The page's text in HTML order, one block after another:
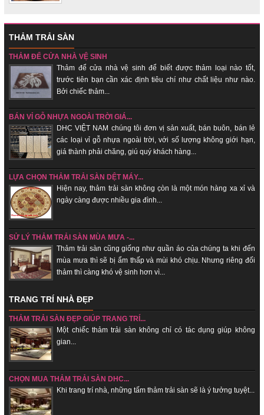
THẢM TRẢI SÀN
THẢM ĐỂ CỬA NHÀ VỆ SINH
Thảm để cửa nhà vệ sinh để biết được thảm loại nào tốt,
trước tiên bạn cần xác định tiêu chí như chất liệu như nào.
Bởi chiếc thảm...
BÁN VỈ GỖ NHỰA NGOÀI TRỜI GIÁ...
DHC VIỆT NAM chúng tôi đơn vị sản xuất, bán buôn, bán lẻ
các loại vỉ gỗ nhựa ngoài trời, với số lượng không giới hạn,
giá thành phải chăng, giú quý khách hàng...
LỰA CHỌN THẢM TRẢI SÀN DỆT MÁY...
Hiện nay, thảm trải sàn không c̣òn là một món hàng xa xỉ và
ngày càng được nhiều gia đình...
SỬ LÝ THẢM TRẢI SÀN MÙA MƯA -...
Thảm trải sàn cũng giống như quần áo của chúng ta khi đến
mùa mưa thì sẽ bị ẩm thấp và mùi khó chịu. Nhưng riêng đối
thảm thì càng khó vệ sinh hơn vì...
TRANG TRÍ NHÀ ĐẸP
THẢM TRẢI SÀN ĐẸP GIÚP TRANG TRÍ...
Một chiếc thảm trải sàn không chỉ có tác dụng giúp không
gian...
CHỌN MUA THẢM TRẢI SÀN DHC...
Khi trang trí nhà, những tấm thảm trải sàn sẽ là ý tưởng tuyệt...